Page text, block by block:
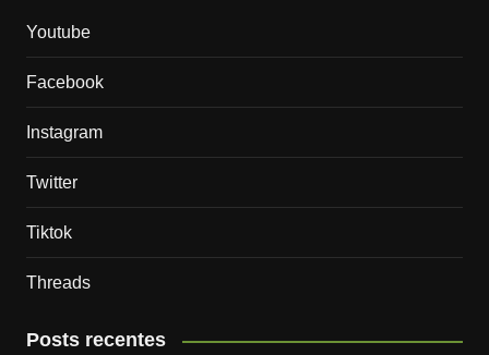
Youtube
Facebook
Instagram
Twitter
Tiktok
Threads
Posts recentes